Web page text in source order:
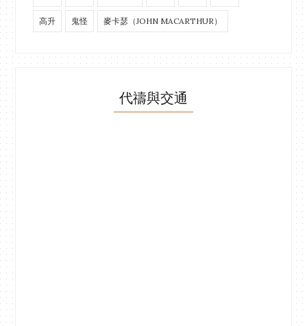
高升 鬼怪 麥卡瑟（JOHN MACARTHUR）
代禱與交通